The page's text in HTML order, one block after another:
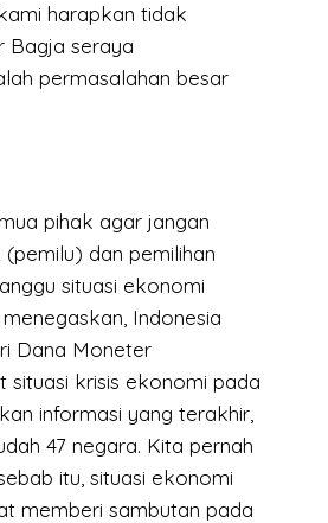
harapkan tidak
Bagja seraya
permasalahan besar
pihak agar jangan
dan pemilihan
situasi ekonomi
Indonesia
Dana Moneter
situasi krisis ekonomi pada
informasi yang terakhir,
47 negara. Kita pernah
itu, situasi ekonomi
memberi sambutan pada